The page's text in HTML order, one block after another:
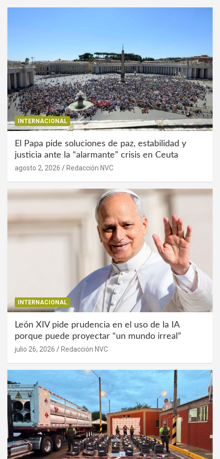
INTERNACIONAL
El Papa pide soluciones de paz, estabilidad y
justicia ante la “alarmante” crisis en Ceuta
agosto 2, 2026 Redacción NVC
INTERNACIONAL
León XIV pide prudencia en el uso de la IA
porque puede proyectar “un mundo irreal”
julio 26, 2026 Redacción NVC